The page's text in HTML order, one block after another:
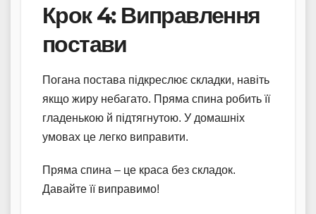
Крок 4: Виправлення
постави
Погана постава підкреслює складки, навіть
якщо жиру небагато. Пряма спина робить її
гладенькою й підтягнутою. У домашніх
умовах це легко виправити.
Пряма спина – це краса без складок.
Давайте її виправимо!